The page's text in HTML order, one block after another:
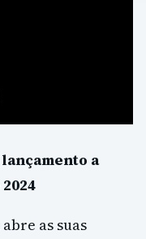
a
as suas